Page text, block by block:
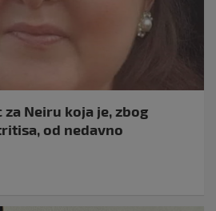
za Neiru koja je, zbog
od nedavno